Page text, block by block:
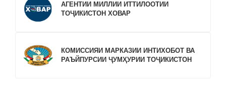
АГЕНТИИ МИЛЛИИ ИТТИЛООТИИ
ТОҶИКИСТОН ХОВАР
КОМИССИЯИ МАРКАЗИИ ИНТИХОБОТ ВА
РАЪЙПУРСИИ ҶУМҲУРИИ ТОҶИКИСТОН